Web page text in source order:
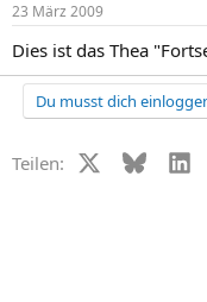
23 März 2009
Dies ist das Thea
Du musst dich
Teilen: X (Twitter)
Bluesky